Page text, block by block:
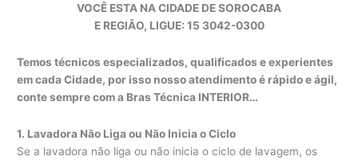
VOCÊ ESTA NA CIDADE DE SOROCABA
E REGIÃO, LIGUE: 15 3042-0300
Temos técnicos especializados, qualificados e experientes
em cada Cidade, por isso nosso atendimento é rápido e ágil,
conte sempre com a Bras Técnica INTERIOR…
1. Lavadora Não Liga ou Não Inicia o Ciclo
Se a lavadora não liga ou não inicia o ciclo de lavagem, os